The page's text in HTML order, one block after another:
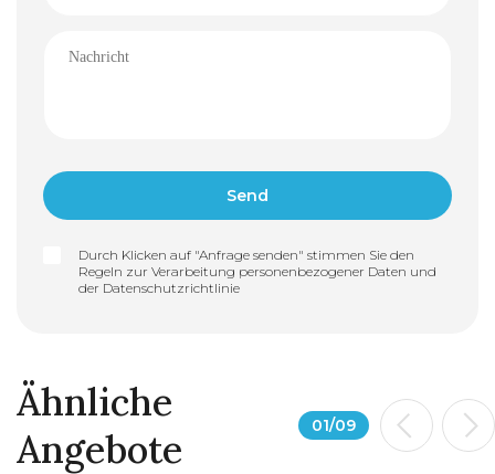
Durch Klicken auf "Anfrage senden" stimmen Sie den
Regeln zur Verarbeitung personenbezogener Daten und
der Datenschutzrichtlinie
Ähnliche
Angebote
01/09